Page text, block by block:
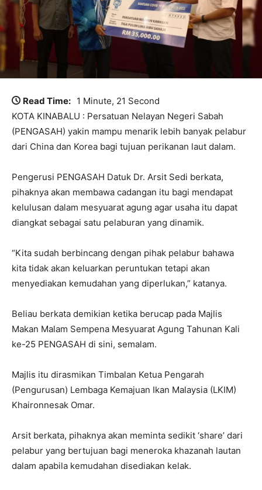
Read Time: 1 Minute, 21 Second
KOTA KINABALU : Persatuan Nelayan Negeri Sabah
(PENGASAH) yakin mampu menarik lebih banyak pelabur
dari China dan Korea bagi tujuan perikanan laut dalam.
Pengerusi PENGASAH Datuk Dr. Arsit Sedi berkata,
pihaknya akan membawa cadangan itu bagi mendapat
kelulusan dalam mesyuarat agung agar usaha itu dapat
diangkat sebagai satu pelaburan yang dinamik.
“Kita sudah berbincang dengan pihak pelabur bahawa
kita tidak akan keluarkan peruntukan tetapi akan
menyediakan kemudahan yang diperlukan,” katanya.
Beliau berkata demikian ketika berucap pada Majlis
Makan Malam Sempena Mesyuarat Agung Tahunan Kali
ke-25 PENGASAH di sini, semalam.
Majlis itu dirasmikan Timbalan Ketua Pengarah
(Pengurusan) Lembaga Kemajuan Ikan Malaysia (LKIM)
Khaironnesak Omar.
Arsit berkata, pihaknya akan meminta sedikit ‘share’ dari
pelabur yang bertujuan bagi meneroka khazanah lautan
dalam apabila kemudahan disediakan kelak.